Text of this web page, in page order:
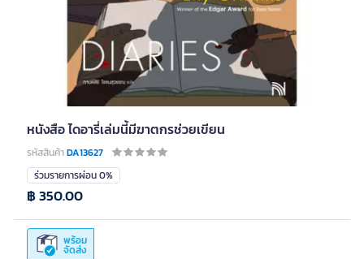
หนังสือ ไดอารี่เล่มนี้มีฆาตกรช่วยเขียน
รหัสสินค้าDA13627
ร่วมรายการผ่อน 0%
พร้อม
จัดส่ง
฿ 350.00